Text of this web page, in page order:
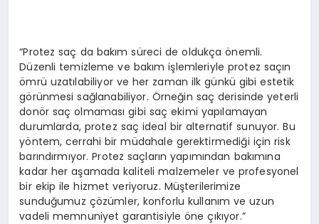
“Protez saç da bakım süreci de oldukça önemli.
Düzenli temizleme ve bakım işlemleriyle protez saçın
ömrü uzatılabiliyor ve her zaman ilk günkü gibi estetik
görünmesi sağlanabiliyor. Örneğin saç derisinde yeterli
donör saç olmaması gibi saç ekimi yapılamayan
durumlarda, protez saç ideal bir alternatif sunuyor. Bu
yöntem, cerrahi bir müdahale gerektirmediği için risk
barındırmıyor. Protez saçların yapımından bakımına
kadar her aşamada kaliteli malzemeler ve profesyonel
bir ekip ile hizmet veriyoruz. Müşterilerimize
sunduğumuz çözümler, konforlu kullanım ve uzun
vadeli memnuniyet garantisiyle öne çıkıyor.”